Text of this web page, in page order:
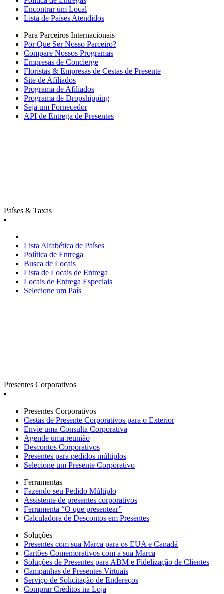
Encontrar um Local
Lista de Países Atendidos
Para Parceiros Internacionais
Por Que Ser Nosso Parceiro?
Compare Nossos Programas
Empresas de Concierge
Floristas & Empresas de Cestas de Presente
Site de Afiliados
Programa de Afiliados
Programa de Dropshipping
Seja um Fornecedor
API de Entrega de Presentes
Países & Taxas
Lista Alfabética de Países
Política de Entrega
Busca de Locais
Lista de Locais de Entrega
Locais de Entrega Especiais
Selecione um País
Presentes Corporativos
Presentes Corporativos
Cestas de Presente Corporativos para o Exterior
Envie uma Consulta Corporativa
Agende uma reunião
Descontos Corporativos
Presentes para pedidos múltiplos
Selecione um Presente Corporativo
Ferramentas
Fazendo seu Pedido Múltiplo
Assistente de presentes corporativos
Ferramenta “O que presentear”
Calculadora de Descontos em Presentes
Soluções
Presentes com sua Marca para os EUA e Canadá
Cartões Comemorativos com a sua Marca
Soluções de Presentes para ABM e Fidelização de Clientes
Campanhas de Presentes Virtuais
Serviço de Solicitação de Endereços
Comprar Créditos na Loja